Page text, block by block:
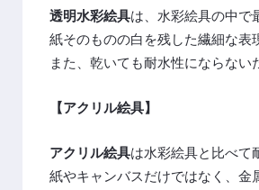
透明水彩絵具は、水彩絵具の中で
紙そのものの白を残した繊細な表
また、乾いても耐水性にならない
【アクリル絵具】
アクリル絵具は水彩絵具と比べて
紙やキャンバスだけではなく、金